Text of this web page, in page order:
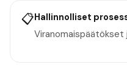
📋Hallinnolliset